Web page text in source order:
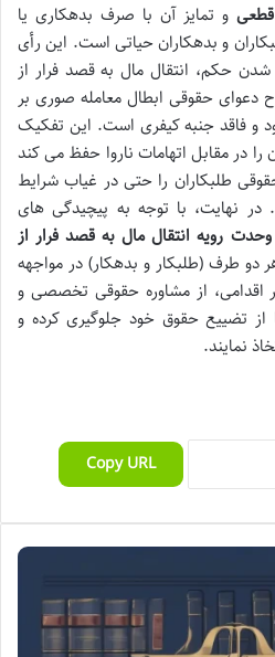
و تمایز آن با صرف بدهکاری یا
و بدهکاران حیاتی است. این رأی
حکم، انتقال مال به قصد فرار از
دعوای حقوقی ابطال معامله صوری بر
مدنی شود و فاقد جنبه کیفری است. این تفکیک
در مقابل اتهامات ناروا حفظ می کند
طلبکاران را حتی در غیاب شرایط
در نهایت، با توجه به پیچیدگی های
رویه انتقال مال به قصد فرار از
دو طرف (طلبکار و بدهکار) در مواجهه
اقدامی، از مشاوره حقوقی تخصصی و
از تضییع حقوق خود جلوگیری کرده و
نمایند.
Copy URL